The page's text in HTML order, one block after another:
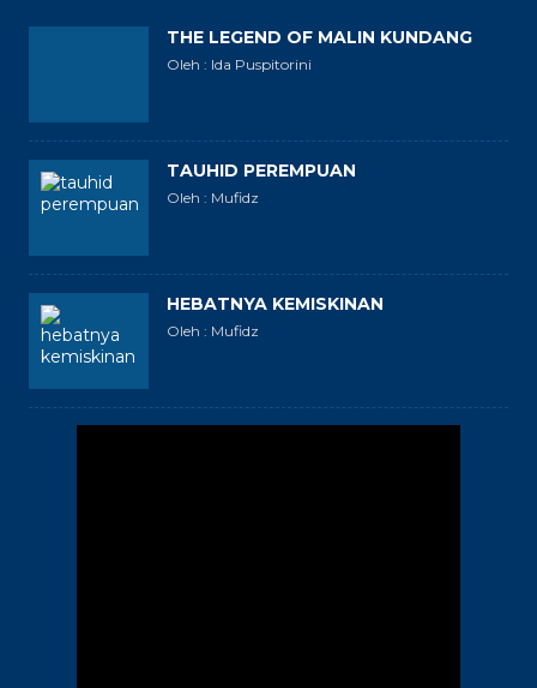
THE LEGEND OF MALIN KUNDANG
Oleh : Ida Puspitorini
TAUHID PEREMPUAN
Oleh : Mufidz
HEBATNYA KEMISKINAN
Oleh : Mufidz